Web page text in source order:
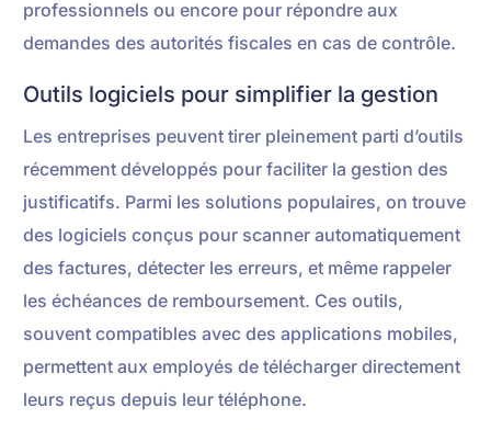
professionnels ou encore pour répondre aux
demandes des autorités fiscales en cas de contrôle.
Outils logiciels pour simplifier la gestion
Les entreprises peuvent tirer pleinement parti d’outils
récemment développés pour faciliter la gestion des
justificatifs. Parmi les solutions populaires, on trouve
des logiciels conçus pour scanner automatiquement
des factures, détecter les erreurs, et même rappeler
les échéances de remboursement. Ces outils,
souvent compatibles avec des applications mobiles,
permettent aux employés de télécharger directement
leurs reçus depuis leur téléphone.